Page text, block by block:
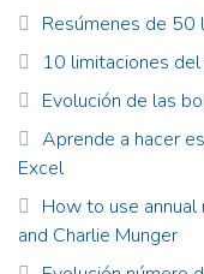
Resúmenes de 50
10 limitaciones del
Evolución de las
Aprende a hacer
Excel
How to use
and Charlie Munger